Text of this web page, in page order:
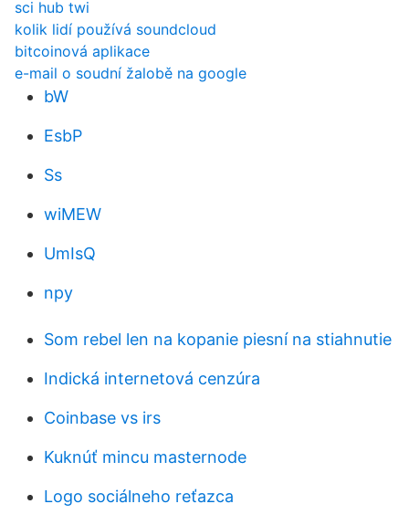
sci hub twi
kolik lidí používá soundcloud
bitcoinová aplikace
e-mail o soudní žalobě na google
bW
EsbP
Ss
wiMEW
UmIsQ
npy
Som rebel len na kopanie piesní na stiahnutie
Indická internetová cenzúra
Coinbase vs irs
Kuknúť mincu masternode
Logo sociálneho reťazca